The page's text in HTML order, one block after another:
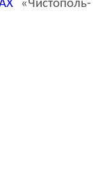
«Чистополь-